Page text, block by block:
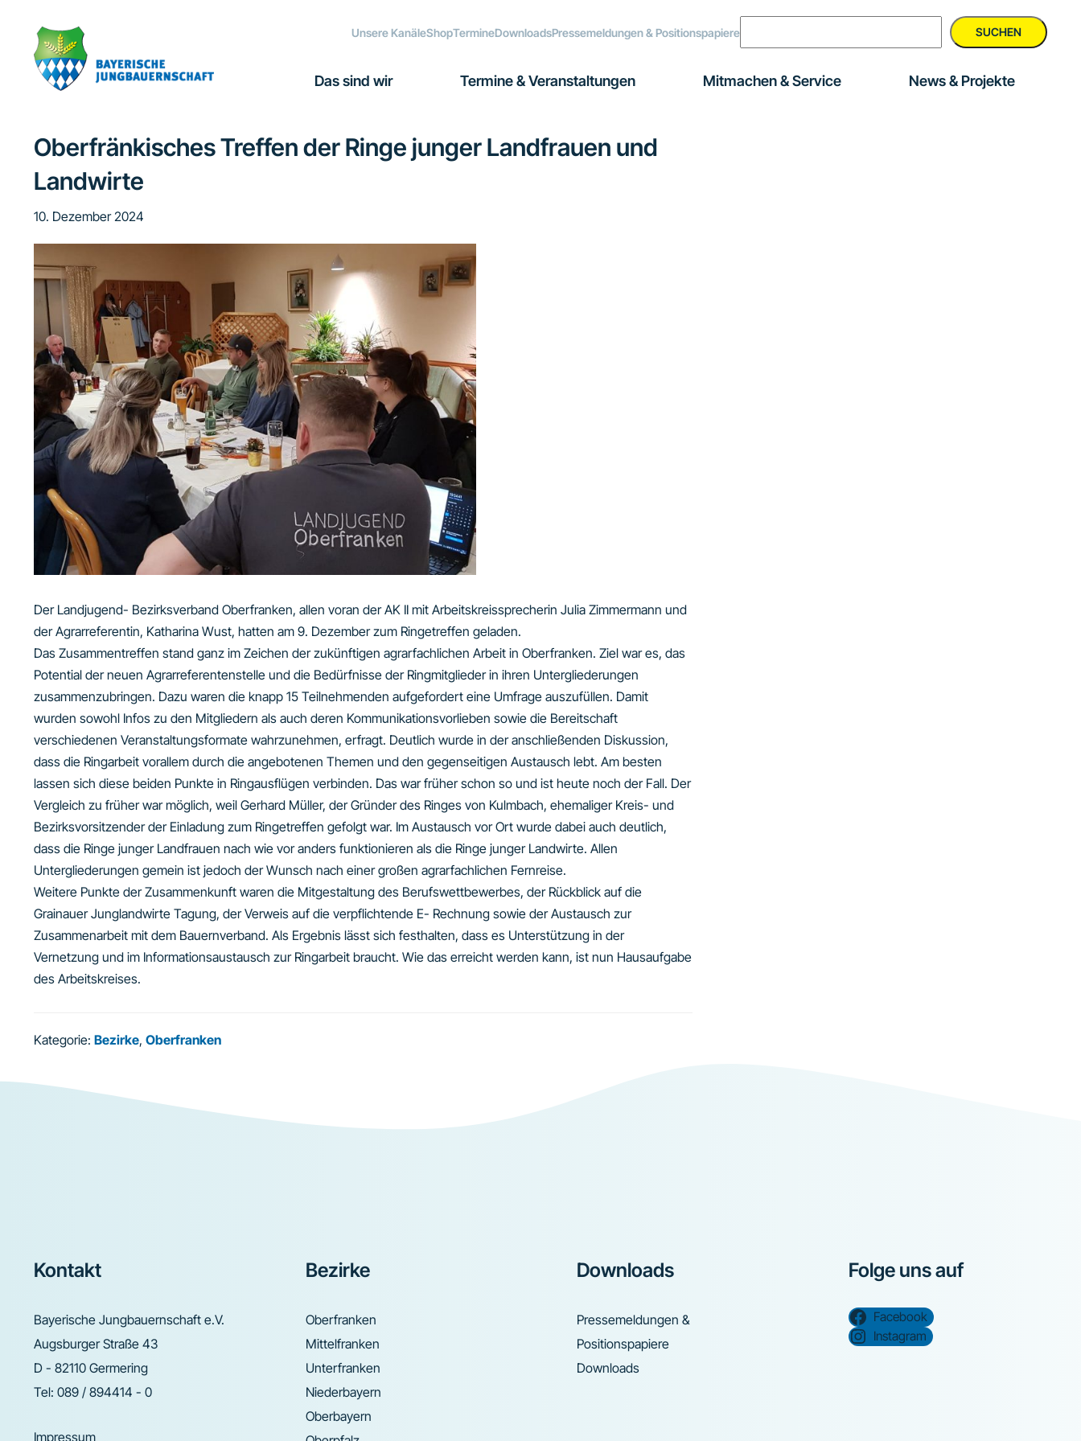
Hauptnavigation
springen
springen
Fußzeile
springen
Unsere KanäleShopTermineDownloadsPressemeldungen & Positionspapiere SUCHEN
Das sind wir Termine & Veranstaltungen Mitmachen & Service News & Projekte
Oberfränkisches Treffen der Ringe junger Landfrauen und
Landwirte
10. Dezember 2024
Der Landjugend- Bezirksverband Oberfranken, allen voran der AK II mit Arbeitskreissprecherin Julia Zimmermann und
der Agrarreferentin, Katharina Wust, hatten am 9. Dezember zum Ringetreffen geladen.
Das Zusammentreffen stand ganz im Zeichen der zukünftigen agrarfachlichen Arbeit in Oberfranken. Ziel war es, das
Potential der neuen Agrarreferentenstelle und die Bedürfnisse der Ringmitglieder in ihren Untergliederungen
zusammenzubringen. Dazu waren die knapp 15 Teilnehmenden aufgefordert eine Umfrage auszufüllen. Damit
wurden sowohl Infos zu den Mitgliedern als auch deren Kommunikationsvorlieben sowie die Bereitschaft
verschiedenen Veranstaltungsformate wahrzunehmen, erfragt. Deutlich wurde in der anschließenden Diskussion,
dass die Ringarbeit vorallem durch die angebotenen Themen und den gegenseitigen Austausch lebt. Am besten
lassen sich diese beiden Punkte in Ringausflügen verbinden. Das war früher schon so und ist heute noch der Fall. Der
Vergleich zu früher war möglich, weil Gerhard Müller, der Gründer des Ringes von Kulmbach, ehemaliger Kreis- und
Bezirksvorsitzender der Einladung zum Ringetreffen gefolgt war. Im Austausch vor Ort wurde dabei auch deutlich,
dass die Ringe junger Landfrauen nach wie vor anders funktionieren als die Ringe junger Landwirte. Allen
Untergliederungen gemein ist jedoch der Wunsch nach einer großen agrarfachlichen Fernreise.
Weitere Punkte der Zusammenkunft waren die Mitgestaltung des Berufswettbewerbes, der Rückblick auf die
Grainauer Junglandwirte Tagung, der Verweis auf die verpflichtende E- Rechnung sowie der Austausch zur
Zusammenarbeit mit dem Bauernverband. Als Ergebnis lässt sich festhalten, dass es Unterstützung in der
Vernetzung und im Informationsaustausch zur Ringarbeit braucht. Wie das erreicht werden kann, ist nun Hausaufgabe
des Arbeitskreises.
Kategorie: Bezirke, Oberfranken
Footer
Kontakt
Bayerische Jungbauernschaft e.V.
Augsburger Straße 43
D - 82110 Germering
Tel: 089 / 894414 - 0
Impressum
Bezirke
Oberfranken
Mittelfranken
Unterfranken
Niederbayern
Oberbayern
Downloads
Pressemeldungen &
Positionspapiere
Downloads
Folge uns auf
Facebook
Instagram